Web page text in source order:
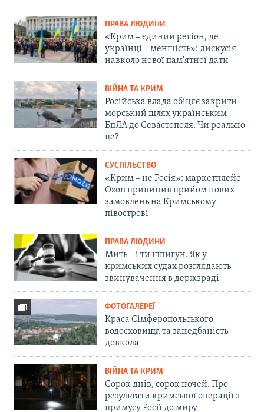
ПРАВА ЛЮДИНИ
«Крим – єдиний регіон, де
українці – меншість»: дискусія
навколо нової пам'ятної дати
ВІЙНА ТА КРИМ
Російська влада обіцяє закрити
морський шлях українським
БпЛА до Севастополя. Чи реально
це?
СУСПІЛЬСТВО
«Крим – не Росія»: маркетплейс
Ozon припинив прийом нових
замовлень на Кримському
півострові
ПРАВА ЛЮДИНИ
Мить – і ти шпигун. Як у
кримських судах розглядають
звинувачення в держзраді
ФОТОГАЛЕРЕЇ
Краса Сімферопольського
водосховища та занедбаність
довкола
ВІЙНА ТА КРИМ
Сорок днів, сорок ночей. Про
результати кримської операції з
примусу Росії до миру